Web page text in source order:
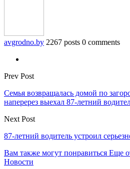
avgrodno.by 2267 posts 0 comments
Prev Post
Семья возвращалась домой по
наперерез выехал 87-летний
Next Post
87-летний водитель устроил
Вам также могут понравиться Еще
Новости